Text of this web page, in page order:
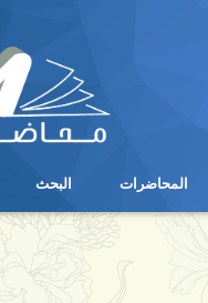
المحاضرات البحث